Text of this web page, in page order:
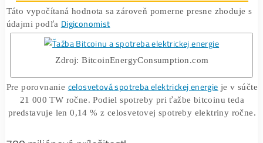
pri rovnakej spotrebe, preto 0,169 je priemerom všetkých
aktuálne používaných ASIC minerov.
Aktuálny hashrate celej BTC siete je 20 ExaHash. (zdroj:
https://charts.bitcoin.com/chart/hash-rate ) čo predstavuje
20 000 000 000 GH/s.
Vynásobením 0,169 WH x 20 000 000 000 GH/s a
prepočet spotreby na 1 celý rok (x 24 hodin denne x 365
roku) :